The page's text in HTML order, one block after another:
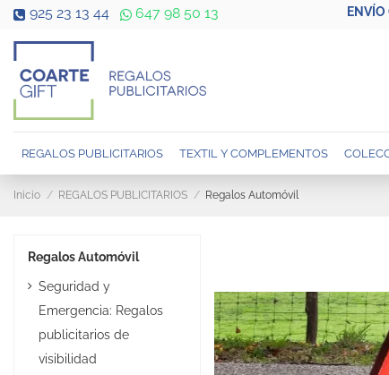
925 23 13 44 647 98 50 13
REGALOS PUBLICITARIOS TEXTIL Y COMPLEMENTOS
Inicio REGALOS PUBLICITARIOS Regalos Automóvil
Regalos Automóvil
Seguridad y
Emergencia: Regalos
publicitarios de
visibilidad